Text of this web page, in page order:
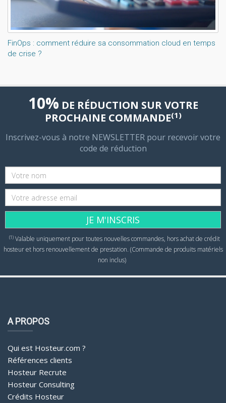
FinOps : comment réduire sa consommation cloud en temps
de crise ?
10% DE RÉDUCTION SUR VOTRE
PROCHAINE COMMANDE(1)
Inscrivez-vous à notre NEWSLETTER pour recevoir votre
code de réduction
JE M'INSCRIS
(1)Valable uniquement pour toutes nouvelles commandes, hors achat de crédit
hosteur et hors renouvellement de prestation. (Commande de produits matériels
non inclus)
A PROPOS
Qui est Hosteur.com ?
Références clients
Hosteur Recrute
Hosteur Consulting
Crédits Hosteur